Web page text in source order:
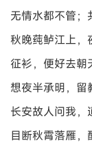
无情水都不管；
秋晚莼鲈江上，
征衫，便好去朝
想夜半承明，留
长安故人问我，
目断秋霄落雁，